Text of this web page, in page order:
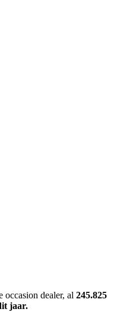
dealer, al 245.825
jaar.